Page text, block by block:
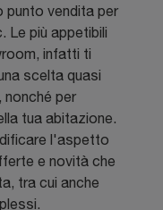
punto vendita per
Le più appetibili
infatti ti
scelta quasi
nonché per
tua abitazione.
l'aspetto
e novità che
tra cui anche